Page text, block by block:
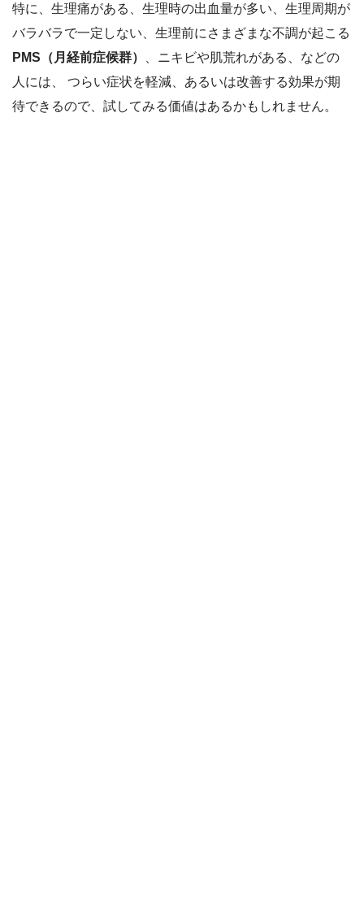
特に、生理痛がある、生理時の出血量が多い、生理周期が
バラバラで一定しない、生理前にさまざまな不調が起こる
PMS（月経前症候群）
、ニキビや肌荒れがある、などの
人には、 つらい症状を軽減、あるいは改善する効果が期
待できるので、試してみる価値はあるかもしれません。